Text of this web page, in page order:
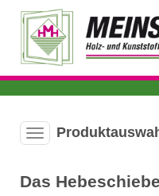
Produktauswahl-
Das